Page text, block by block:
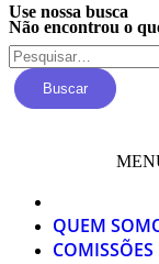
Não encontrou o
Use nossa busca
Buscar
QUEM